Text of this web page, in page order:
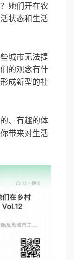
她们开在农
状态和生活
城市无法提
的观念有什
成新型的社
、有趣的体
带来对生活